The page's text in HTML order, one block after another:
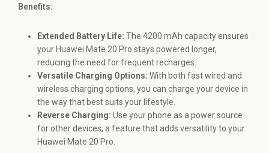
Benefits:
Extended Battery Life: The 4200 mAh capacity ensures
your Huawei Mate 20 Pro stays powered longer,
reducing the need for frequent recharges.
Versatile Charging Options: With both fast wired and
wireless charging options, you can charge your device in
the way that best suits your lifestyle.
Reverse Charging: Use your phone as a power source
for other devices, a feature that adds versatility to your
Huawei Mate 20 Pro.